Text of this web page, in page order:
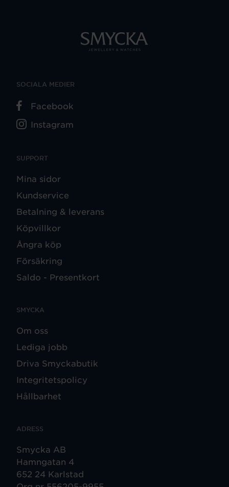
SUPPORT
Mina sidor
Kundservice
Betalning & leverans
Köpvillkor
Ångra köp
Försäkring
Saldo - Presentkort
SMYCKA
Om oss
Lediga jobb
Driva Smyckabutik
Integritetspolicy
Hållbarhet
ADRESS
Smycka AB
Hamngatan 4
652 24 Karlstad
SOCIALA MEDIER
Facebook
Instagram